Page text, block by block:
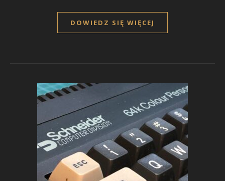
DOWIEDZ SIĘ WIĘCEJ